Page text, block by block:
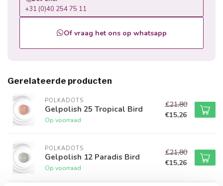
+31 (0)40 254 75 11
Of vraag het ons op whatsapp
Gerelateerde producten
POLKADOTS
Gelpolish 25 Tropical Bird
Op voorraad
€21,80
€15,26
POLKADOTS
Gelpolish 12 Paradis Bird
Op voorraad
€21,80
€15,26